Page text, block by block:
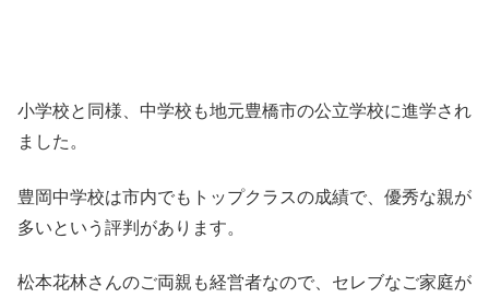
小学校と同様、中学校も地元豊橋市の公立学校に進学され
ました。
豊岡中学校は市内でもトップクラスの成績で、優秀な親が
多いという評判があります。
松本花林さんのご両親も経営者なので、セレブなご家庭が